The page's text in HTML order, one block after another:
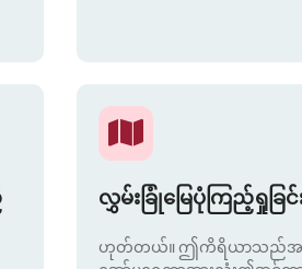
လွှမ်းခြုံမြေပုံကြည့်ရှုခ
ဟုတ်တယ်။ ဤကိရိယာသည်အဓိက